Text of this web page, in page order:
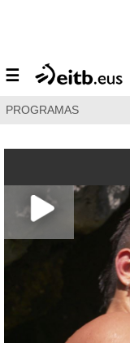
☰
PROGRAMAS